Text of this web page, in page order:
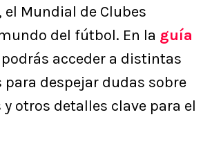
Mundial de Clubes
del fútbol. En la guía
podrás acceder a distintas
despejar dudas sobre
otros detalles clave para el